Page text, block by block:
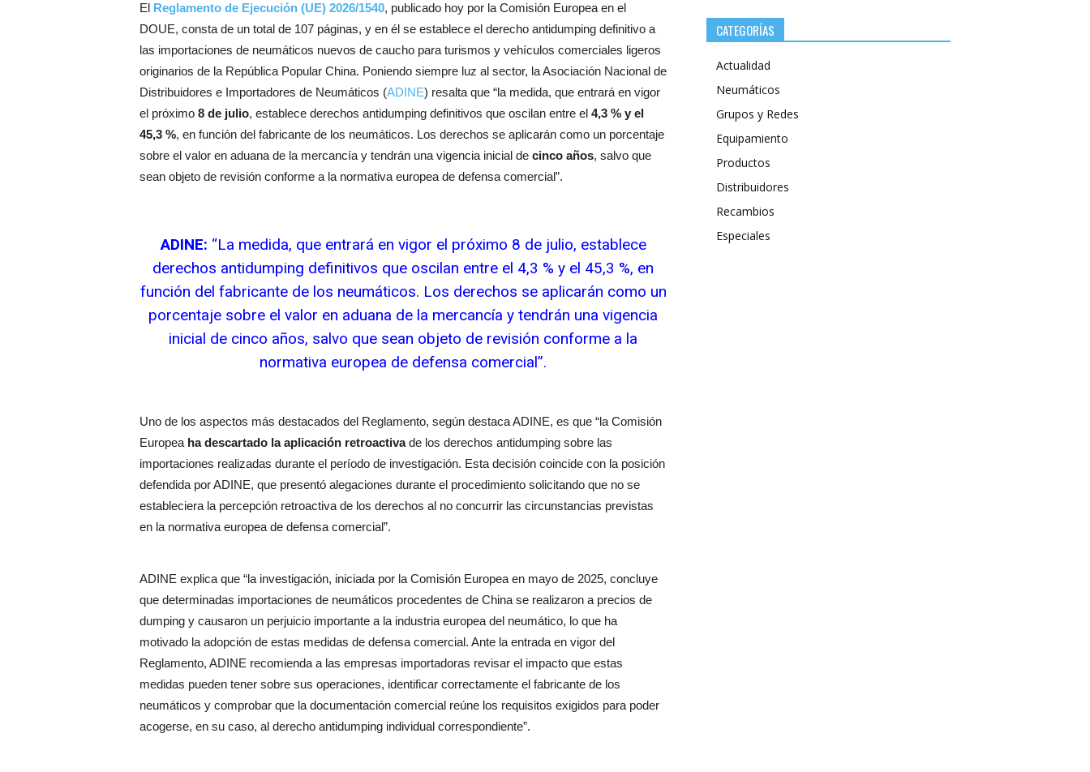
El Reglamento de Ejecución (UE) 2026/1540, publicado hoy por la Comisión Europea en el
DOUE, consta de un total de 107 páginas, y en él se establece el derecho antidumping definitivo a
las importaciones de neumáticos nuevos de caucho para turismos y vehículos comerciales ligeros
originarios de la República Popular China. Poniendo siempre luz al sector, la Asociación Nacional de
Distribuidores e Importadores de Neumáticos (ADINE) resalta que “la medida, que entrará en vigor
el próximo 8 de julio, establece derechos antidumping definitivos que oscilan entre el 4,3 % y el
45,3 %, en función del fabricante de los neumáticos. Los derechos se aplicarán como un porcentaje
sobre el valor en aduana de la mercancía y tendrán una vigencia inicial de cinco años, salvo que
sean objeto de revisión conforme a la normativa europea de defensa comercial”.
ADINE: “La medida, que entrará en vigor el próximo 8 de julio, establece
derechos antidumping definitivos que oscilan entre el 4,3 % y el 45,3 %, en
función del fabricante de los neumáticos. Los derechos se aplicarán como un
porcentaje sobre el valor en aduana de la mercancía y tendrán una vigencia
inicial de cinco años, salvo que sean objeto de revisión conforme a la
normativa europea de defensa comercial”.
Uno de los aspectos más destacados del Reglamento, según destaca ADINE, es que “la Comisión
Europea ha descartado la aplicación retroactivade los derechos antidumping sobre las
importaciones realizadas durante el período de investigación. Esta decisión coincide con la posición
defendida por ADINE, que presentó alegaciones durante el procedimiento solicitando que no se
estableciera la percepción retroactiva de los derechos al no concurrir las circunstancias previstas
en la normativa europea de defensa comercial”.
ADINE explica que “la investigación, iniciada por la Comisión Europea en mayo de 2025, concluye
que determinadas importaciones de neumáticos procedentes de China se realizaron a precios de
dumping y causaron un perjuicio importante a la industria europea del neumático, lo que ha
motivado la adopción de estas medidas de defensa comercial. Ante la entrada en vigor del
Reglamento, ADINE recomienda a las empresas importadoras revisar el impacto que estas
medidas pueden tener sobre sus operaciones, identificar correctamente el fabricante de los
neumáticos y comprobar que la documentación comercial reúne los requisitos exigidos para poder
acogerse, en su caso, al derecho antidumping individual correspondiente”.
CATEGORÍAS
Actualidad
Neumáticos
Grupos y Redes
Equipamiento
Productos
Distribuidores
Recambios
Especiales